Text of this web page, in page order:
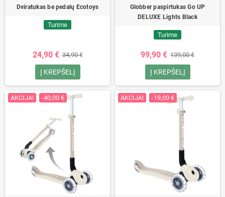
Dviratukas be pedalų Ecotoys
Turime
24,90 € 34,90 €
Į KREPŠELĮ
Globber paspirtukas Go UP
DELUXE Lights Black
Turime
99,90 € 139,00 €
Į KREPŠELĮ
AKCIJA! -40,00 € AKCIJA! -19,00 €